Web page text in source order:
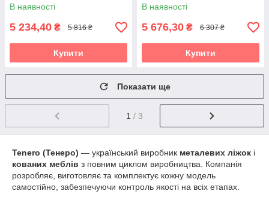
В наявності
5 234,40 ₴ 5 816 ₴
Купити
В наявності
5 676,30 ₴ 6 307 ₴
Купити
Показати ще
1 / 3
Tenero (Тенеро) — український виробник металевих ліжок і
кованих меблів з повним циклом виробництва. Компанія
розробляє, виготовляє та комплектує кожну модель
самостійно, забезпечуючи контроль якості на всіх етапах.